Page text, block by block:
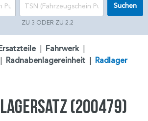
ZU 3 ODER ZU 2.2
Suchen
| Fahrwerk |
| Radnabenlagereinheit | Radlager
(200479)